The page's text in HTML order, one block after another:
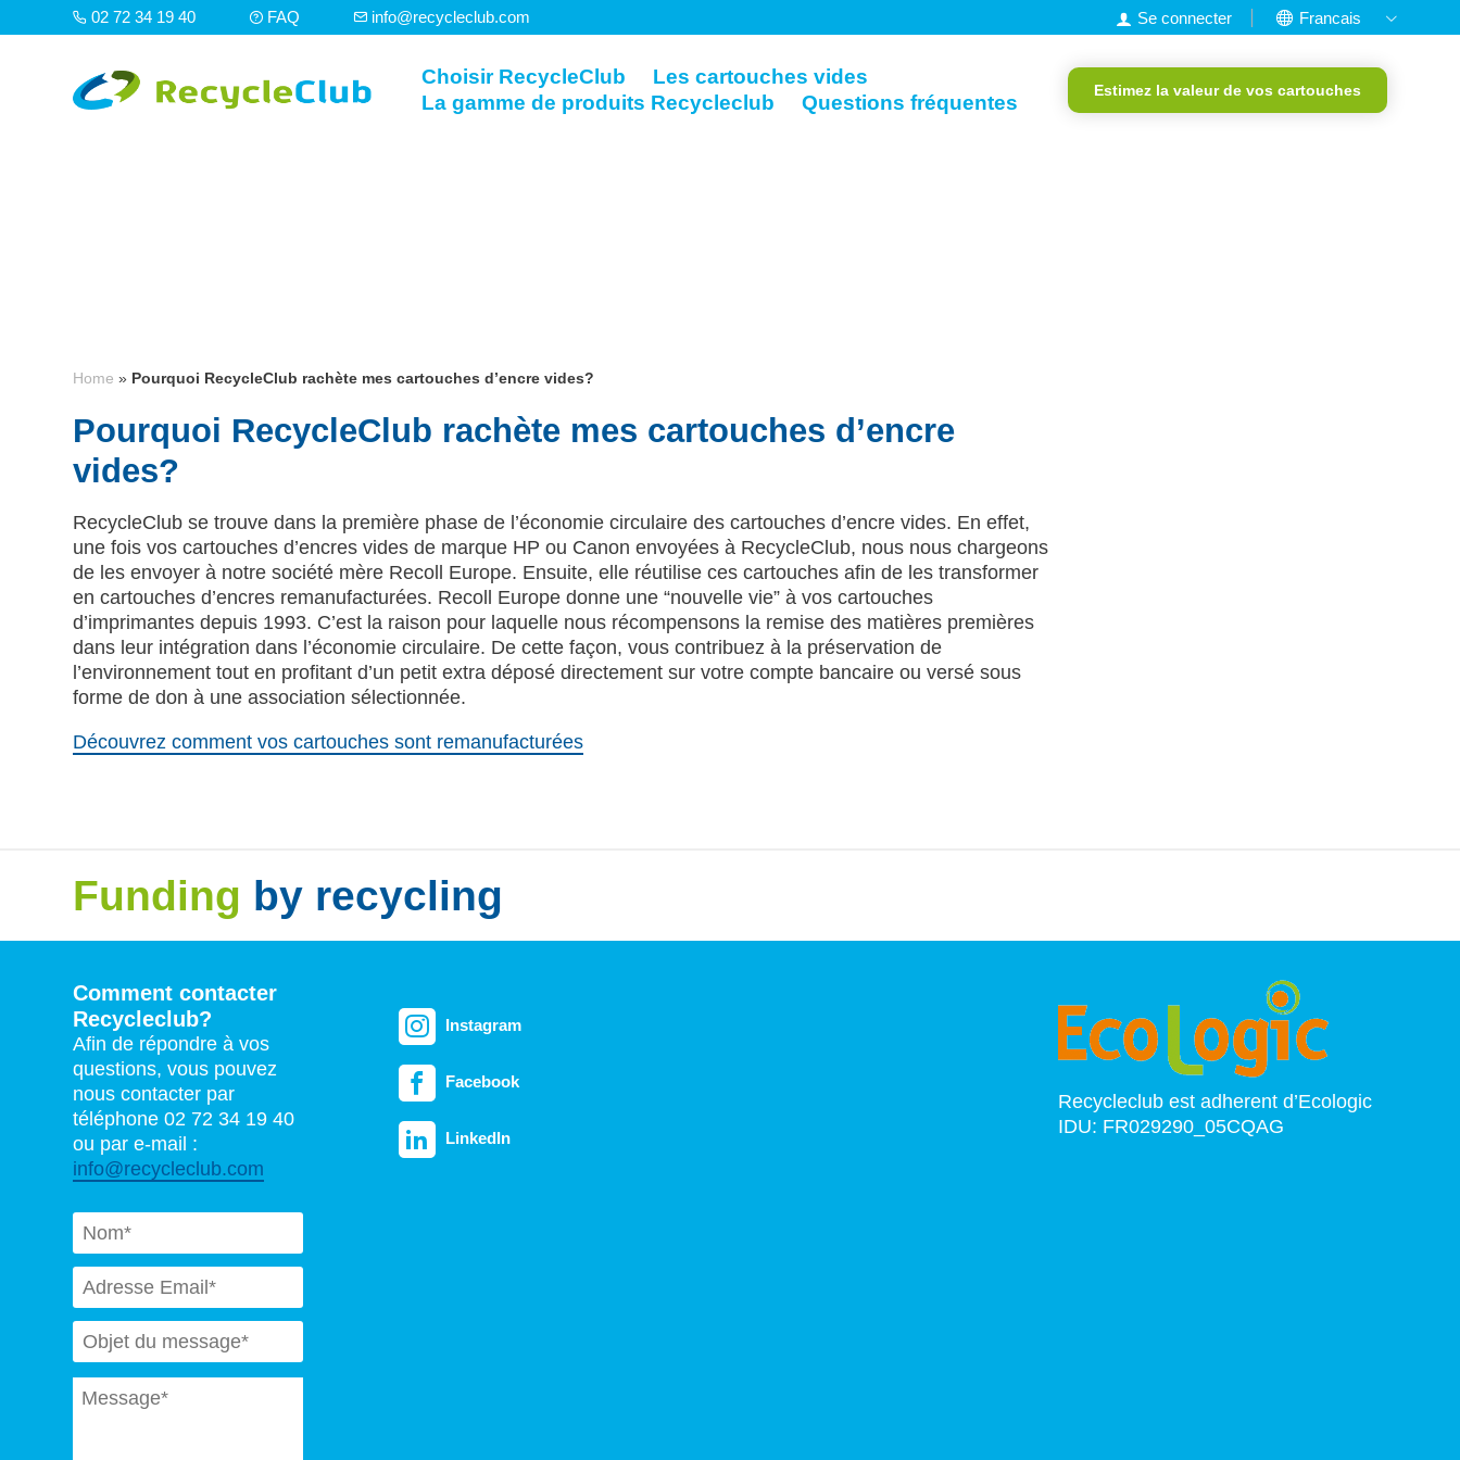
02 72 34 19 40 FAQ info@recycleclub.com Se connecter
Francais
English
Choisir RecycleClub
Les cartouches vides
La gamme de produits Recycleclub
Questions fréquentes
Estimez la valeur de vos cartouches
Home » Pourquoi RecycleClub rachète mes cartouches d’encre vides?
Pourquoi RecycleClub rachète mes cartouches d’encre
vides?
RecycleClub se trouve dans la première phase de l’économie circulaire des cartouches d’encre vides. En effet,
une fois vos cartouches d’encres vides de marque HP ou Canon envoyées à RecycleClub, nous nous chargeons
de les envoyer à notre société mère Recoll Europe. Ensuite, elle réutilise ces cartouches afin de les transformer
en cartouches d’encres remanufacturées. Recoll Europe donne une “nouvelle vie” à vos cartouches
d’imprimantes depuis 1993. C’est la raison pour laquelle nous récompensons la remise des matières premières
dans leur intégration dans l’économie circulaire. De cette façon, vous contribuez à la préservation de
l’environnement tout en profitant d’un petit extra déposé directement sur votre compte bancaire ou versé sous
forme de don à une association sélectionnée.
Découvrez comment vos cartouches sont remanufacturées
Funding by recycling
Comment contacter
Recycleclub?
Afin de répondre à vos
questions, vous pouvez
nous contacter par
téléphone 02 72 34 19 40
ou par e-mail :
info@recycleclub.com
Naam *
Email *
Subject *
Message *
Instagram
Facebook
LinkedIn
Recycleclub est adherent d’Ecologic
IDU: FR029290_05CQAG